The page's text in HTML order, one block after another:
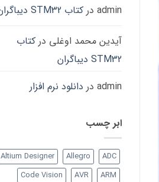
admin درکتاب STM32 دیباگران
آیدین محمد اوغلی درکتاب
STM32 دیباگران
admin در دانلود نرم افزار
ابر چسب
ADC
Allegro
Altium Designer
ARM
AVR
Code Vision